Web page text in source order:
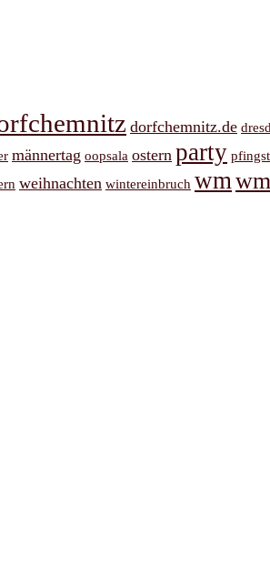
dorfchemnitz.de
männertag oopsala ostern party
weihnachten wintereinbruch wm